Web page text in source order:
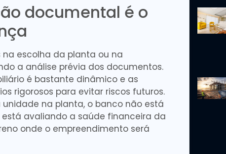
documental é o
escolha da planta ou na
a análise prévia dos documentos.
é bastante dinâmico e as
rigorosos para evitar riscos futuros.
na planta, o banco não está
avaliando a saúde financeira da
onde o empreendimento será